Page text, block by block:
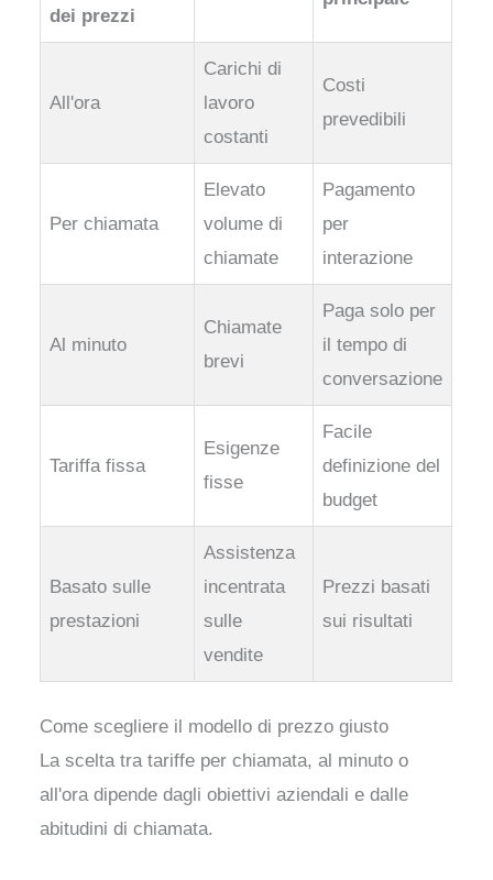
dei prezzi
All'ora
Carichi di
lavoro
costanti
Costi
prevedibili
Per chiamata
Elevato
volume di
chiamate
Pagamento
per
interazione
Al minuto
Chiamate
brevi
Paga solo per
il tempo di
conversazione
Tariffa fissa
Esigenze
fisse
Facile
definizione del
budget
Basato sulle
prestazioni
Assistenza
incentrata
sulle
vendite
Prezzi basati
sui risultati
Come scegliere il modello di prezzo giusto
La scelta tra tariffe per chiamata, al minuto o
all'ora dipende dagli obiettivi aziendali e dalle
abitudini di chiamata.